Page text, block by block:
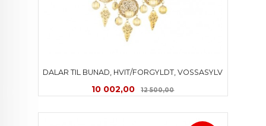
DALAR TIL BUNAD, HVIT/FORGYLDT, VOSSASYLV
Tilbud
10 002,00 12 500,00Rabatt